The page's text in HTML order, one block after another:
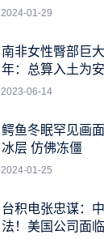
2024-01-29
南非女性臀部巨
年：总算入土为安
2023-06-14
鳄鱼冬眠罕见画
冰层 仿佛冻僵
2024-01-25
台积电张忠谋：
法！美国公司面